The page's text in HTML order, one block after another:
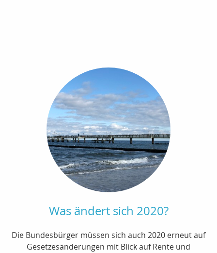
Was ändert sich 2020?
Die Bundesbürger müssen sich auch 2020 erneut auf
Gesetzesänderungen mit Blick auf Rente und